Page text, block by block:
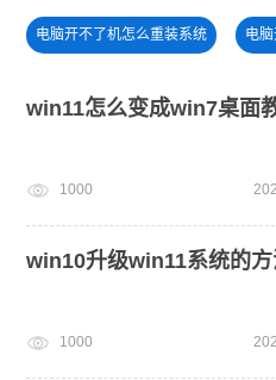
电脑开不了机怎么重装系统 电
一键
新手如何重装电脑系统win7 小
电脑死机卡顿
win11怎么变成win7桌面
1000
win10升级win11系统的方
1000